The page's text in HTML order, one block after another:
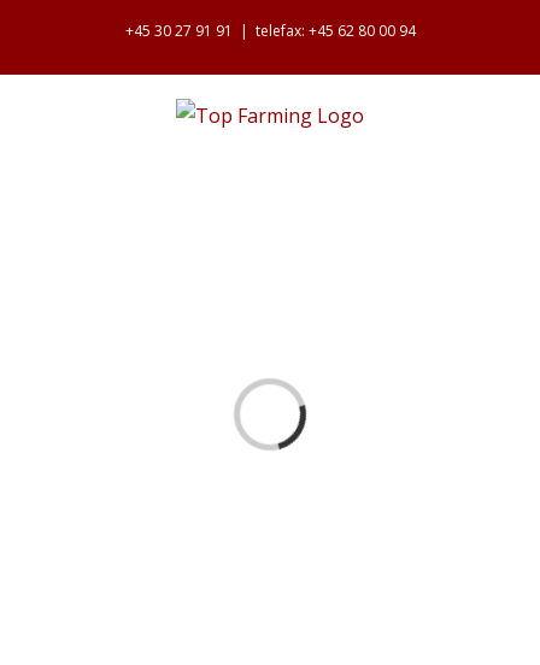
content
+45 30 27 91 91 | telefax: +45 62 80 00 94
Loading...